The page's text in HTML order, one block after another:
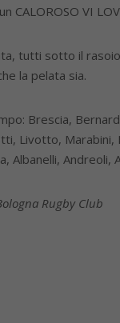
CALOROSO VI
tutti sotto il
la pelata sia.
Brescia,
Livotto, Marabini,
Albanelli, Andreoli,
Rugby Club